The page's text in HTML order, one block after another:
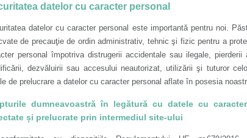
datelor cu caracter personal
datelor cu caracter personal este importantă pentru noi.
de precauţie de ordin administrativ, tehnic şi fizic pentru a
personal împotriva distrugerii accidentale sau ilegale, pierderii
dezvăluirii sau accesului neautorizat, utilizării şi tuturor
de prelucrare a datelor cu caracter personal aflate în posesia
dumneavoastră în legătură cu datele cu
și prelucrate prin intermediul site-ului